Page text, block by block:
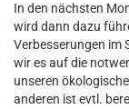
In den nächsten
wird dann dazu
Verbesserungen im
wir es auf die
unseren
anderen ist evtl.